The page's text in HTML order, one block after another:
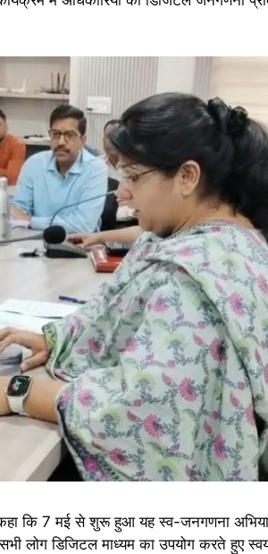
कहा कि 7 मई से शुरू हुआ यह स्व-जनगणना
लोग डिजिटल माध्यम का उपयोग करते हुए